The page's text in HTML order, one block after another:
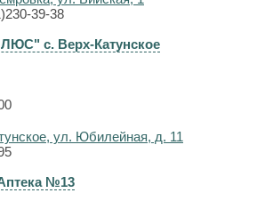
39-38
с. Верх-Катунское
ул. Юбилейная, д. 11
№13